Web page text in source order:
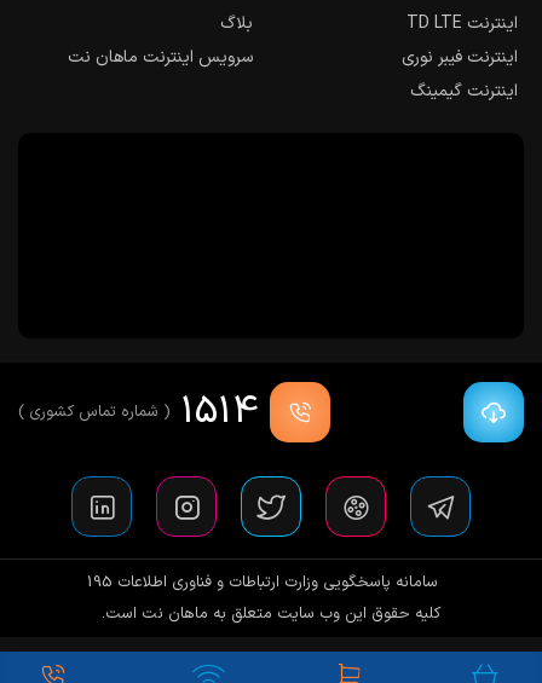
اینترنت TD LTE
اینترنت فیبر نوری
اینترنت گیمینگ
بلاگ
سرویس اینترنت ماهان نت
1514 ( شماره تماس کشوری )
کلیه حقوق این وب سایت متعلق به ماهان نت است.
سامانه پاسخگویی وزارت ارتباطات و فناوری اطلاعات 195